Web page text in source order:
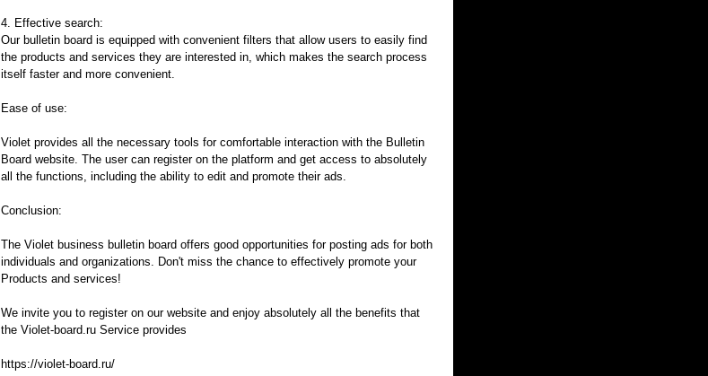
4. Effective search:
Our bulletin board is equipped with convenient filters that allow users to easily find
the products and services they are interested in, which makes the search process
itself faster and more convenient.
Ease of use:
Violet provides all the necessary tools for comfortable interaction with the Bulletin
Board website. The user can register on the platform and get access to absolutely
all the functions, including the ability to edit and promote their ads.
Conclusion:
The Violet business bulletin board offers good opportunities for posting ads for both
individuals and organizations. Don't miss the chance to effectively promote your
Products and services!
We invite you to register on our website and enjoy absolutely all the benefits that
the Violet-board.ru Service provides
https://violet-board.ru/